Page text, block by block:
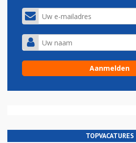
TOPVACATURES